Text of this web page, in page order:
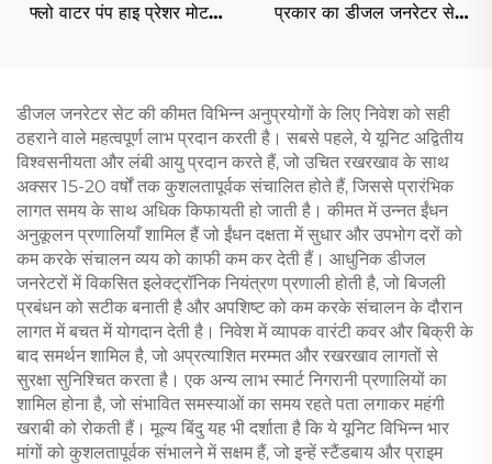
फ्लो वाटर पंप हाइ प्रेशर मोटर
प्रकार का डीजल जनरेटर सेट
डीजल जनरेटर सेट की कीमत विभिन्न अनुप्रयोगों के लिए निवेश को सही
ठहराने वाले महत्वपूर्ण लाभ प्रदान करती है। सबसे पहले, ये यूनिट अद्वितीय
विश्वसनीयता और लंबी आयु प्रदान करते हैं, जो उचित रखरखाव के साथ
अक्सर 15-20 वर्षों तक कुशलतापूर्वक संचालित होते हैं, जिससे प्रारंभिक
लागत समय के साथ अधिक किफायती हो जाती है। कीमत में उन्नत ईंधन
अनुकूलन प्रणालियाँ शामिल हैं जो ईंधन दक्षता में सुधार और उपभोग दरों को
कम करके संचालन व्यय को काफी कम कर देती हैं। आधुनिक डीजल
जनरेटरों में विकसित इलेक्ट्रॉनिक नियंत्रण प्रणाली होती है, जो बिजली
प्रबंधन को सटीक बनाती है और अपशिष्ट को कम करके संचालन के दौरान
लागत में बचत में योगदान देती है। निवेश में व्यापक वारंटी कवर और बिक्री के
बाद समर्थन शामिल है, जो अप्रत्याशित मरम्मत और रखरखाव लागतों से
सुरक्षा सुनिश्चित करता है। एक अन्य लाभ स्मार्ट निगरानी प्रणालियों का
शामिल होना है, जो संभावित समस्याओं का समय रहते पता लगाकर महंगी
खराबी को रोकती हैं। मूल्य बिंदु यह भी दर्शाता है कि ये यूनिट विभिन्न भार
मांगों को कुशलतापूर्वक संभालने में सक्षम हैं, जो इन्हें स्टैंडबाय और प्राइम